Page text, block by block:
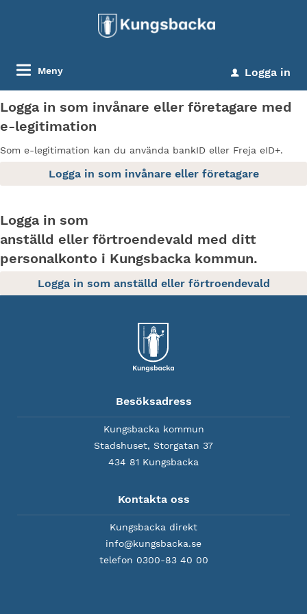
Meny u Logga in
Logga in som invånare eller företagare med
e-legitimation
Som e-legitimation kan du använda bankID eller Freja eID+.
Logga in som
anställd eller förtroendevald med ditt
personalkonto i Kungsbacka kommun.
Besöksadress
Kungsbacka kommun
Stadshuset, Storgatan 37
434 81 Kungsbacka
Kontakta oss
Kungsbacka direkt
info@kungsbacka.se
telefon 0300-83 40 00